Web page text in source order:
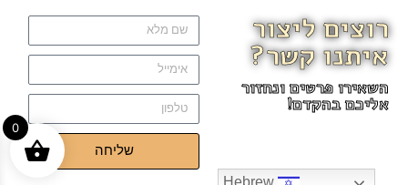
רוצים ליצור
איתנו קשר?
השאירו פרטים ונחזור
אליכם בהקדם!
שליחה
0